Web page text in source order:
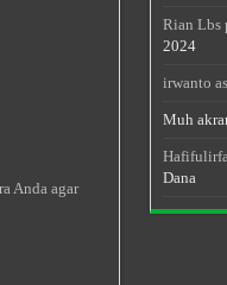
Anda agar
Rian Lbs
2024
irwanto
Muh
Dana